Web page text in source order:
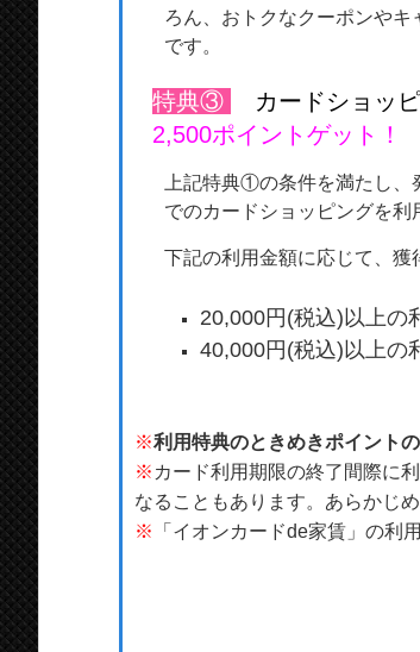
ろん、おトクなクーポンやキ
です。
特典③ カードショッピ
2,500ポイントゲット！
上記特典①の条件を満たし、
でのカードショッピングを利
下記の利用金額に応じて、獲
20,000円(税込)以上の
40,000円(税込)以上の
※利用特典のときめきポイント
※ カード利用期限の終了間際に
なることもあります。あらかじ
※
「イオンカードde家賃」の利